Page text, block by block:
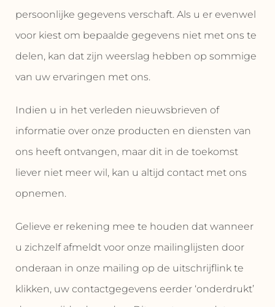
persoonlijke gegevens verschaft. Als u er evenwel
voor kiest om bepaalde gegevens niet met ons te
delen, kan dat zijn weerslag hebben op sommige
van uw ervaringen met ons.
Indien u in het verleden nieuwsbrieven of
informatie over onze producten en diensten van
ons heeft ontvangen, maar dit in de toekomst
liever niet meer wil, kan u altijd contact met ons
opnemen.
Gelieve er rekening mee te houden dat wanneer
u zichzelf afmeldt voor onze mailinglijsten door
onderaan in onze mailing op de uitschrijflink te
klikken, uw contactgegevens eerder ‘onderdrukt’